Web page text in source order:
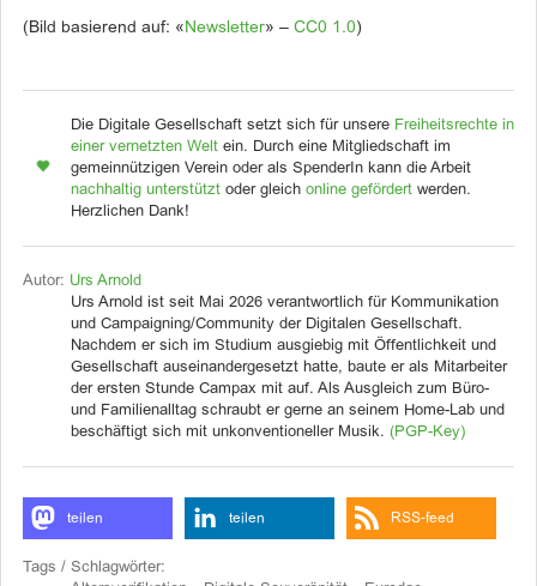
(Bild basierend auf: « Newsletter» – CC0 1.0)
Die Digitale Gesellschaft setzt sich für unsere Freiheitsrechte in
einer vernetzten Welt ein. Durch eine Mitgliedschaft im
gemeinnützigen Verein oder als SpenderIn kann die Arbeit
nachhaltig unterstützt oder gleich online gefördert werden.
Herzlichen Dank!
Autor: Urs Arnold
Urs Arnold ist seit Mai 2026 verantwortlich für Kommunikation
und Campaigning/Community der Digitalen Gesellschaft.
Nachdem er sich im Studium ausgiebig mit Öffentlichkeit und
Gesellschaft auseinandergesetzt hatte, baute er als Mitarbeiter
der ersten Stunde Campax mit auf. Als Ausgleich zum Büro-
und Familienalltag schraubt er gerne an seinem Home-Lab und
beschäftigt sich mit unkonventioneller Musik. (PGP-Key)
teilen teilen RSS-feed
Tags / Schlagwörter: